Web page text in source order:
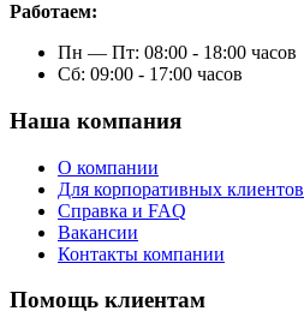
Работаем:
Пн — Пт: 08:00 - 18:00 часов
Сб: 09:00 - 17:00 часов
Наша компания
О компании
Для корпоративных клиентов
Справка и FAQ
Вакансии
Контакты компании
Помощь клиентам